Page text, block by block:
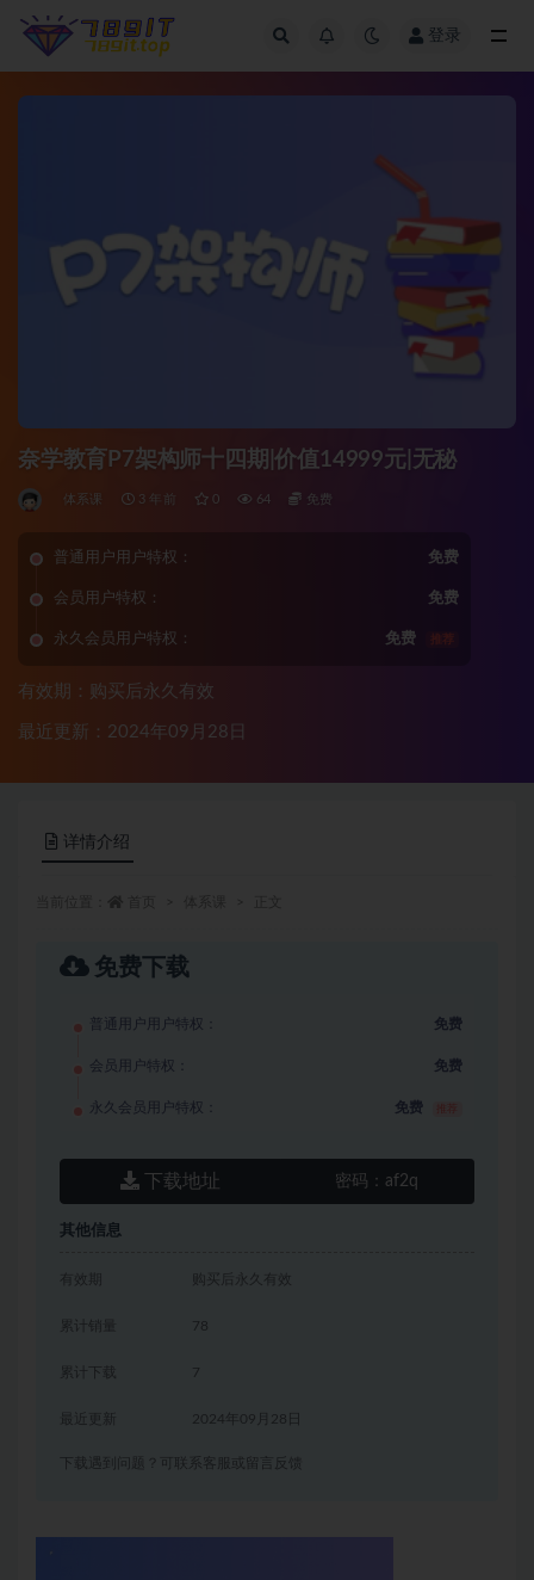
登录
奈学教育P7架构师十四期|价值14999元|无秘
体系课 3 年前 0 64 免费
普通用户用户特权： 免费
会员用户特权： 免费
永久会员用户特权： 免费 推荐
有效期：购买后永久有效
最近更新：2024年09月28日
详情介绍
免费下载
普通用户用户特权： 免费
会员用户特权： 免费
永久会员用户特权： 免费
下载地址 密码： af2q
其他信息
有效期 购买后永久有效
累计销量 78
累计下载 7
2024年09月28日
下载遇到问题？可联系客服或留言反馈